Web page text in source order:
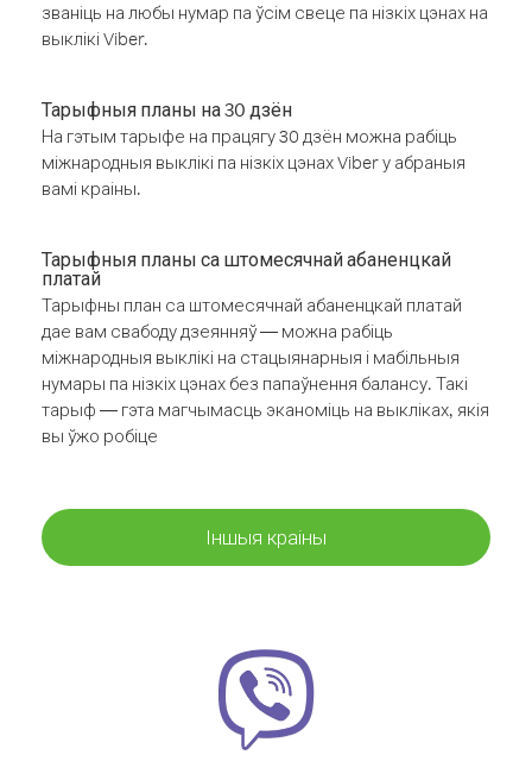
званіць на любы нумар па ўсім свеце па нізкіх цэнах на
выклікі Viber.
Тарыфныя планы на 30 дзён
На гэтым тарыфе на працягу 30 дзён можна рабіць
міжнародныя выклікі па нізкіх цэнах Viber у абраныя
вамі краіны.
Тарыфныя планы са штомесячнай абаненцкай
платай
Тарыфны план са штомесячнай абаненцкай платай
дае вам свабоду дзеянняў — можна рабіць
міжнародныя выклікі на стацыянарныя і мабільныя
нумары па нізкіх цэнах без папаўнення балансу. Такі
тарыф — гэта магчымасць эканоміць на выкліках, якія
вы ўжо робіце
Іншыя краіны